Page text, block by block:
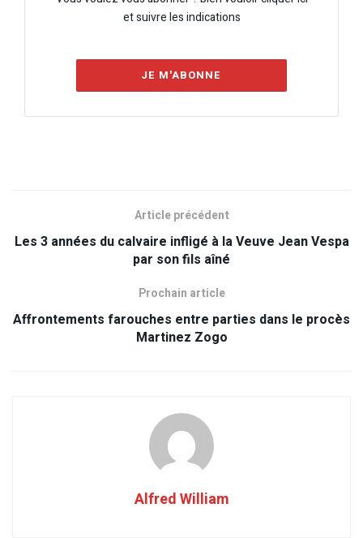
et suivre les indications
JE M'ABONNE
Article précédent
Les 3 années du calvaire infligé à la Veuve Jean Vespa
par son fils aîné
Prochain article
Affrontements farouches entre parties dans le procès
Martinez Zogo
Alfred William